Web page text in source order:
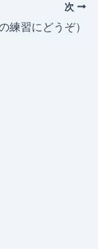
次
練習にどうぞ）